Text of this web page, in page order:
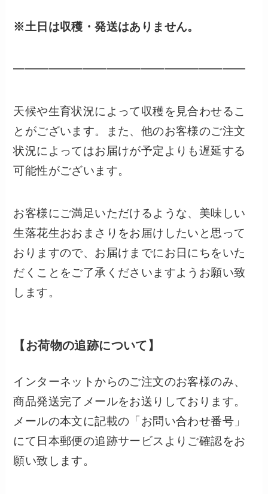
※土日は収穫・発送はありません。
━━━━━━━━━━━━━━━━━━━━
天候や生育状況によって収穫を見合わせるこ
とがございます。また、他のお客様のご注文
状況によってはお届けが予定よりも遅延する
可能性がございます。
お客様にご満足いただけるような、美味しい
生落花生おおまさりをお届けしたいと思って
おりますので、お届けまでにお日にちをいた
だくことをご了承くださいますようお願い致
します。
【お荷物の追跡について】
インターネットからのご注文のお客様のみ、
商品発送完了メールをお送りしております。
メールの本文に記載の「お問い合わせ番号」
にて日本郵便の追跡サービスよりご確認をお
願い致します。